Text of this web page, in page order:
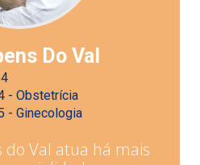
Do Val
- Obstetrícia
- Ginecologia
do Val atua há mais